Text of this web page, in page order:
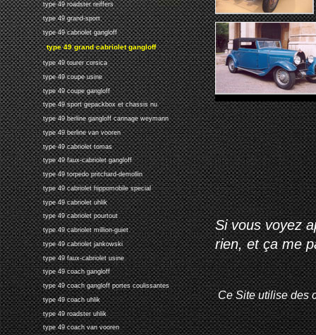
type 49 roadster reiffers
type 49 grand-sport
type 49 cabriolet gangloff
type 49 grand cabriolet gangloff
type 49 tourer corsica
type 49 coupe usine
type 49 coupe gangloff
type 49 sport gepackbox et chassis nu
type 49 berline gangloff cannage weymann
type 49 berline van vooren
type 49 cabriolet tomas
type 49 faux-cabriolet gangloff
type 49 torpedo pritchard-demollin
type 49 cabriolet hippomobile special
type 49 cabriolet uhlik
type 49 cabriolet pourtout
type 49 cabriolet million-guiet
type 49 cabriolet jankowski
type 49 faux-cabriolet usine
type 49 coach gangloff
type 49 coach gangloff portes coulissantes
type 49 coach uhlik
type 49 roadster uhlik
type 49 coach van vooren
Si vous voyez
rien, et ça me
Ce Site utilise des